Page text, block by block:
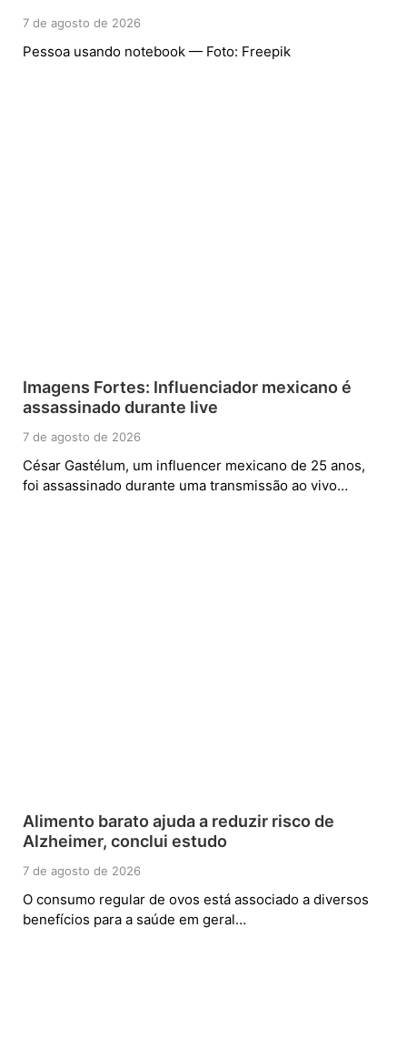
7 de agosto de 2026
Pessoa usando notebook — Foto: Freepik
Imagens Fortes: Influenciador mexicano é
assassinado durante live
7 de agosto de 2026
César Gastélum, um influencer mexicano de 25 anos,
foi assassinado durante uma transmissão ao vivo…
Alimento barato ajuda a reduzir risco de
Alzheimer, conclui estudo
7 de agosto de 2026
O consumo regular de ovos está associado a diversos
benefícios para a saúde em geral…